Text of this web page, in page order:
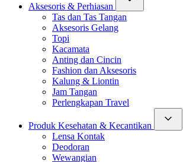
Aksesoris & Perhiasan
Tas dan Tas Tangan
Aksesoris Gelang
Topi
Kacamata
Anting dan Cincin
Fashion dan Aksesoris
Kalung & Liontin
Jam Tangan
Perlengkapan Travel
Produk Kesehatan & Kecantikan
Lensa Kontak
Deodoran
Wewangian